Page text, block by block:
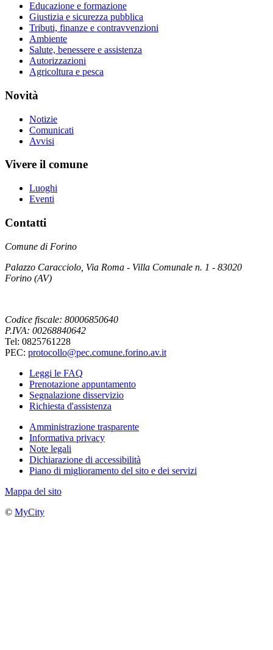
Educazione e formazione
Giustizia e sicurezza pubblica
Tributi, finanze e contravvenzioni
Ambiente
Salute, benessere e assistenza
Autorizzazioni
Agricoltura e pesca
Novità
Notizie
Comunicati
Avvisi
Vivere il comune
Luoghi
Eventi
Contatti
Comune di Forino
Palazzo Caracciolo, Via Roma - Villa Comunale n. 1 - 83020
Forino (AV)
Codice fiscale: 80006850640
P.IVA: 00268840642
Tel: 0825761228
PEC: protocollo@pec.comune.forino.av.it
Leggi le FAQ
Prenotazione appuntamento
Segnalazione disservizio
Richiesta d'assistenza
Amministrazione trasparente
Informativa privacy
Note legali
Dichiarazione di accessibilità
Piano di miglioramento del sito e dei servizi
Mappa del sito
© MyCity